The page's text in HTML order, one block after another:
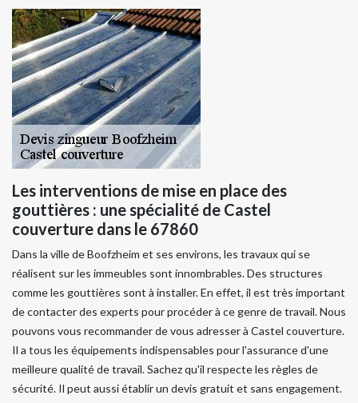
Les interventions de mise en place des
gouttières : une spécialité de Castel
couverture dans le 67860
Dans la ville de Boofzheim et ses environs, les travaux qui se
réalisent sur les immeubles sont innombrables. Des structures
comme les gouttières sont à installer. En effet, il est très important
de contacter des experts pour procéder à ce genre de travail. Nous
pouvons vous recommander de vous adresser à Castel couverture.
Il a tous les équipements indispensables pour l'assurance d'une
meilleure qualité de travail. Sachez qu'il respecte les règles de
sécurité. Il peut aussi établir un devis gratuit et sans engagement.